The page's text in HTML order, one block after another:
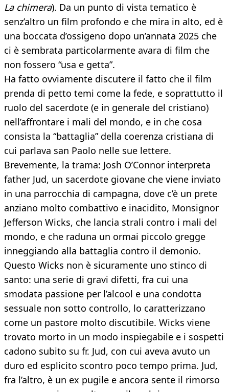
La chimera). Da un punto di vista tematico è
senz’altro un film profondo e che mira in alto, ed è
una boccata d’ossigeno dopo un’annata 2025 che
ci è sembrata particolarmente avara di film che
non fossero “usa e getta”.
Ha fatto ovviamente discutere il fatto che il film
prenda di petto temi come la fede, e soprattutto il
ruolo del sacerdote (e in generale del cristiano)
nell’affrontare i mali del mondo, e in che cosa
consista la “battaglia” della coerenza cristiana di
cui parlava san Paolo nelle sue lettere.
Brevemente, la trama: Josh O’Connor interpreta
father Jud, un sacerdote giovane che viene inviato
in una parrocchia di campagna, dove c’è un prete
anziano molto combattivo e inacidito, Monsignor
Jefferson Wicks, che lancia strali contro i mali del
mondo, e che raduna un ormai piccolo gregge
inneggiando alla battaglia contro il demonio.
Questo Wicks non è sicuramente uno stinco di
santo: una serie di gravi difetti, fra cui una
smodata passione per l’alcool e una condotta
sessuale non sotto controllo, lo caratterizzano
come un pastore molto discutibile. Wicks viene
trovato morto in un modo inspiegabile e i sospetti
cadono subito su fr. Jud, con cui aveva avuto un
duro ed esplicito scontro poco tempo prima. Jud,
fra l’altro, è un ex pugile e ancora sente il rimorso